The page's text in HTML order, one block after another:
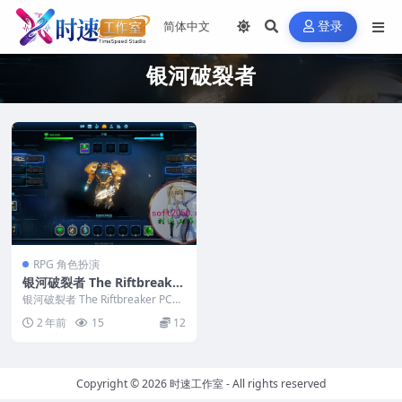
登录
银河破裂者
RPG 角色扮演
银河破裂者 The Riftbreaker
PC电脑游戏 适用WIN11 WI
N10
银河破裂者 The Riftbreaker PC电
2 年前 15 12
Copyright © 2026时速工作室- All rights reserved